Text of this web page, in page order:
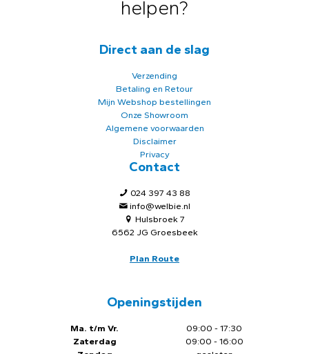
helpen?
Direct aan de slag
Verzending
Betaling en Retour
Mijn Webshop bestellingen
Onze Showroom
Algemene voorwaarden
Disclaimer
Privacy
Contact
024 397 43 88
info@welbie.nl
Hulsbroek 7
6562 JG Groesbeek
Plan Route
Openingstijden
Ma. t/m Vr.
Zaterdag
09:00 - 17:30
09:00 - 16:00